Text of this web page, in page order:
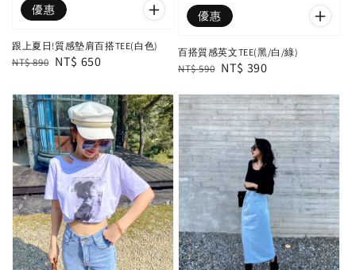
優惠
跟上夏日!質感墊肩百搭TEE(白色)
Regular
NT$ 890 Sale
NT$ 650
優惠
百搭質感英文TEE(黑/白/綠)
Regular
NT$ 590 Sale
NT$ 390